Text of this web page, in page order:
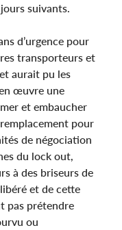
suivants.
d’urgence pour
transporteurs et
aurait pu les
œuvre une
et embaucher
pour
de négociation
du lock out,
à des briseurs de
et de cette
pas prétendre
ou